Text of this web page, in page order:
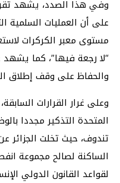
وفي هذا الصدد، يشهد
على أن العمليات السلمية
مستوى معبر الكركرات
“لا رجعة فيها”، كما يشهد
والحفاظ على وقف إطلاق
وعلى غرار القرارات
المتحدة التذكير مجددا
تندوف، حيث تخلت الجزائر
الساكنة لصالح مجموعة
لقواعد القانون الدولي